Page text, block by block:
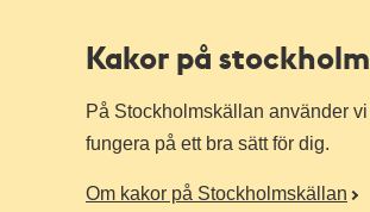
Kakor på
På Stockholmskällan använder
fungera på ett bra sätt för dig.
Om kakor på Stockholmskällan